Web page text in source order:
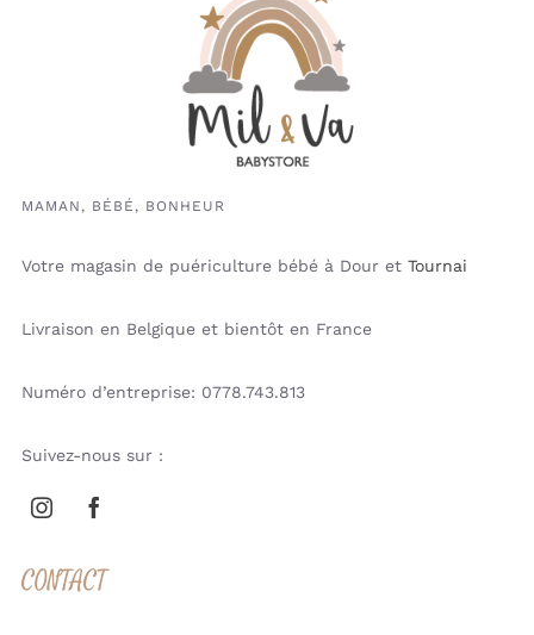
MAMAN, BÉBÉ, BONHEUR
Votre magasin de puériculture bébé à Dour et Tournai
Livraison en Belgique et bientôt en France
Numéro d’entreprise: 0778.743.813
Suivez-nous sur :
CONTACT